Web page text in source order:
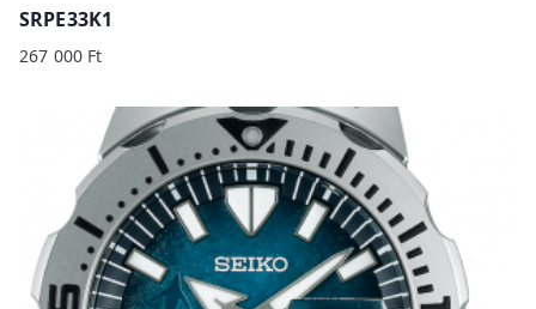
SRPE33K1
267 000 Ft